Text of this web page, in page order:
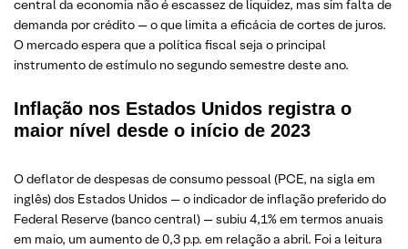
central da economia não é escassez de liquidez, mas sim falta de
demanda por crédito — o que limita a eficácia de cortes de juros.
O mercado espera que a política fiscal seja o principal
instrumento de estímulo no segundo semestre deste ano.
Inflação nos Estados Unidos registra o
maior nível desde o início de 2023
O deflator de despesas de consumo pessoal (PCE, na sigla em
inglês) dos Estados Unidos — o indicador de inflação preferido do
Federal Reserve (banco central) — subiu 4,1% em termos anuais
em maio, um aumento de 0,3 p.p. em relação a abril. Foi a leitura